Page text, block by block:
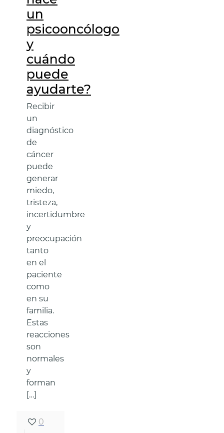
un
psicooncólogo
y
cuándo
puede
ayudarte?
Recibir
un
diagnóstico
de
cáncer
puede
generar
miedo,
tristeza,
incertidumbre
y
preocupación
tanto
en el
paciente
como
en su
familia.
Estas
reacciones
son
normales
y
forman
[…]
0